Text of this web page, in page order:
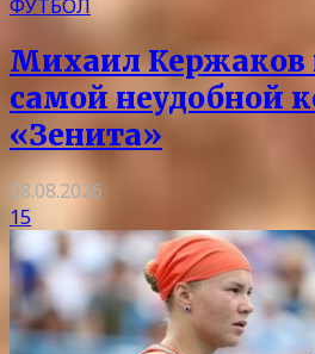
ФУТБОЛ
Михаил Кержаков
самой неудобной
«Зенита»
08.08.2026
15